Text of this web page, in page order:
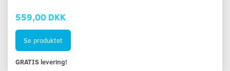
559,00 DKK
Se produktet
GRATIS levering!